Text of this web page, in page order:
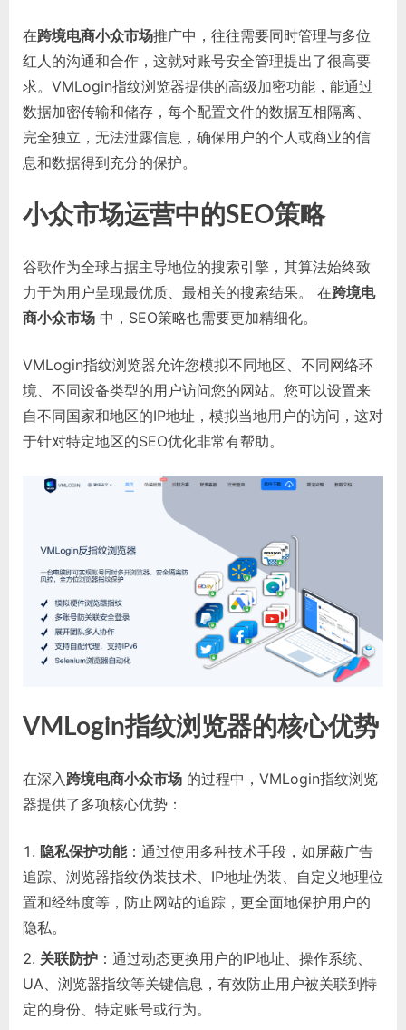
在跨境电商小众市场推广中，往往需要同时管理与多位
红人的沟通和合作，这就对账号安全管理提出了很高要
求。VMLogin指纹浏览器提供的高级加密功能，能通过
数据加密传输和储存，每个配置文件的数据互相隔离、
完全独立，无法泄露信息，确保用户的个人或商业的信
息和数据得到充分的保护。
小众市场运营中的SEO策略
谷歌作为全球占据主导地位的搜索引擎，其算法始终致
力于为用户呈现最优质、最相关的搜索结果。 在跨境电
商小众市场 中，SEO策略也需要更加精细化。
VMLogin指纹浏览器允许您模拟不同地区、不同网络环
境、不同设备类型的用户访问您的网站。您可以设置来
自不同国家和地区的IP地址，模拟当地用户的访问，这对
于针对特定地区的SEO优化非常有帮助。
VMLogin指纹浏览器的核心优势
在深入 跨境电商小众市场 的过程中，VMLogin指纹浏览
器提供了多项核心优势：
隐私保护功能：通过使用多种技术手段，如屏蔽广告
追踪、浏览器指纹伪装技术、IP地址伪装、自定义地理位
置和经纬度等，防止网站的追踪，更全面地保护用户的
隐私。
关联防护 ：通过动态更换用户的IP地址、操作系统、
UA、浏览器指纹等关键信息，有效防止用户被关联到特
定的身份、特定账号或行为。